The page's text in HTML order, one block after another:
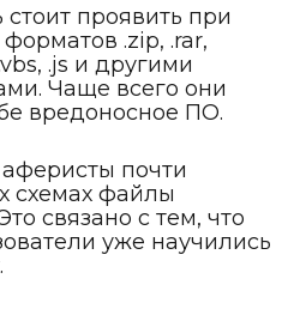
проявить при
.zip, .rar,
.js и другими
Чаще всего они
вредоносное ПО.
почти
схемах файлы
связано с тем, что
уже научились